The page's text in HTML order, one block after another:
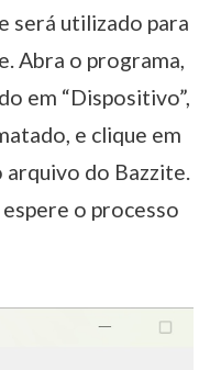
será utilizado para
Abra o programa,
em “Dispositivo”,
e clique em
arquivo do Bazzite.
o processo